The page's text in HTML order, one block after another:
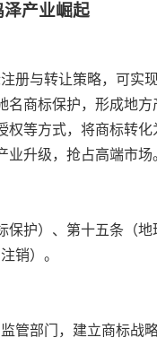
产业崛起
册与转让策略，可实现
名商标保护，形成地方
权等方式，将商标转化
业升级，抢占高端市场
保护）、第十五条（
销）。
管部门，建立商标战